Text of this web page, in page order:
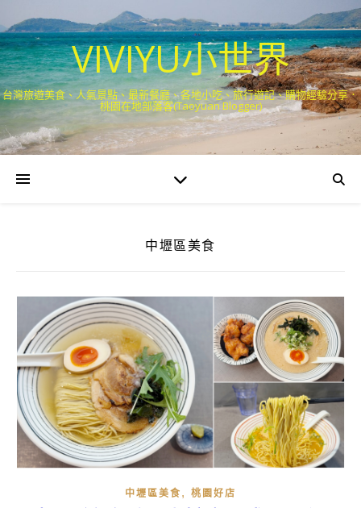
VIVIYU小世界
台灣旅遊美食、人氣景點、最新餐廳、各地小吃、旅行遊記、購物經驗分享．
桃園在地部落客(Taoyuan Blogger)
中壢區美食
中壢區美食 , 桃園好店